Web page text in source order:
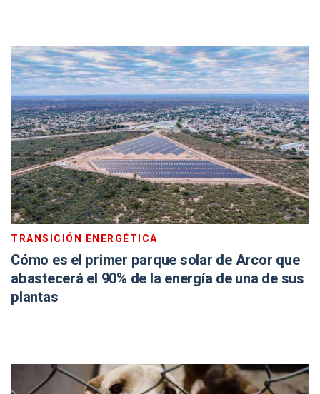
TRANSICIÓN ENERGÉTICA
Cómo es el primer parque solar de Arcor que
abastecerá el 90% de la energía de una de sus
plantas